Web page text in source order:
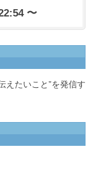
〜
えたいこと”を発信す